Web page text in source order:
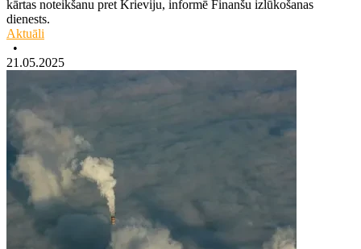
kārtas noteikšanu pret Krieviju, informē Finanšu izlūkošanas
dienests.
Aktuāli
•
21.05.2025